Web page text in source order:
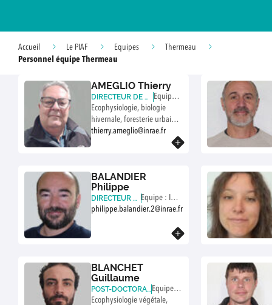
Accueil Le PIAF Equipes
Thermeau
Personnel équipe Thermeau
AMEGLIO Thierry
DIRECTEUR DE R
ECHERCHE (INRA
E)
Equipe :
Thermea
u
Ecophysiologie, biologie
hivernale, foresterie urbaine,
fonctionnement hydrique,
thierry.ameglio@inrae.fr
BALANDIER
Philippe
DIRECTEUR D
E RECHERCHE
Equipe : Inte
ractions et Th
philippe.balandier.2@inrae.fr
BLANCHET
Guillaume
POST-DOCTORA
NT (INRAE/UCA)
Equipe : T
hermeau
Ecophysiologie végétale,